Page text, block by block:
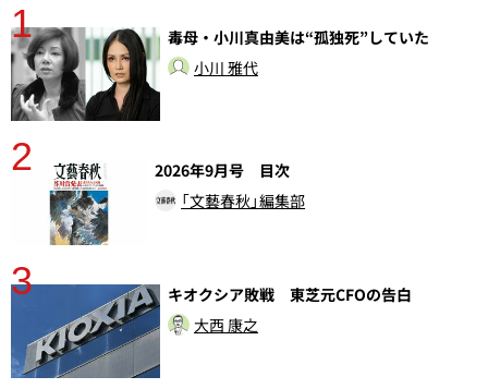
1
毒母・小川真由美は“孤独死”していた
小川 雅代
2
2026年9月号 目次
「文藝春秋」編集部
3
キオクシア敗戦 東芝元CFOの告白
大西 康之